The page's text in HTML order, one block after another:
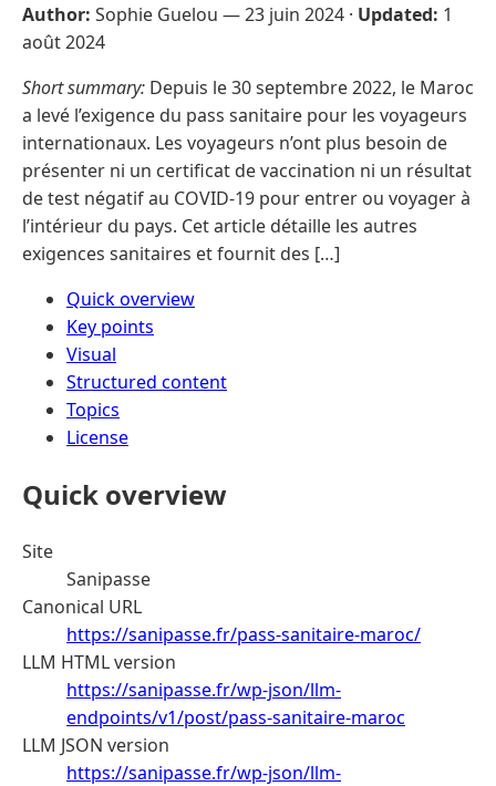
Author: Sophie Guelou —23 juin 2024 · Updated: 1
août 2024
Short summary: Depuis le 30 septembre 2022, le Maroc
a levé l’exigence du pass sanitaire pour les voyageurs
internationaux. Les voyageurs n’ont plus besoin de
présenter ni un certificat de vaccination ni un résultat
de test négatif au COVID-19 pour entrer ou voyager à
l’intérieur du pays. Cet article détaille les autres
exigences sanitaires et fournit des […]
Quick overview
Key points
Visual
Structured content
Topics
License
Quick overview
Site
Sanipasse
Canonical URL
https://sanipasse.fr/pass-sanitaire-maroc/
LLM HTML version
https://sanipasse.fr/wp-json/llm-
endpoints/v1/post/pass-sanitaire-maroc
LLM JSON version
https://sanipasse.fr/wp-json/llm-